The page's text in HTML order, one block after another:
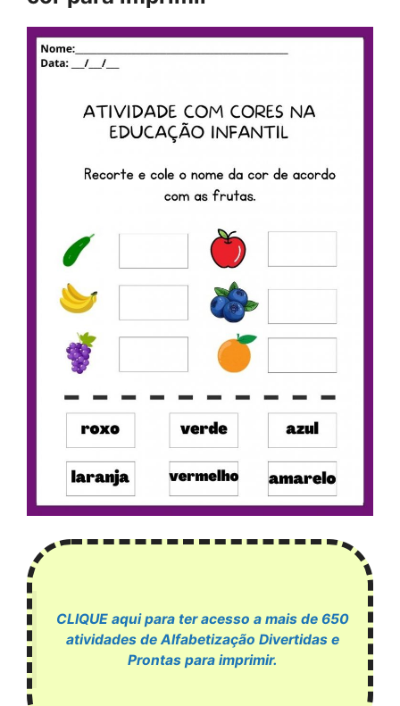
CLIQUE aqui para ter acesso a mais de 650
atividades de Alfabetização Divertidas e
Prontas para imprimir.